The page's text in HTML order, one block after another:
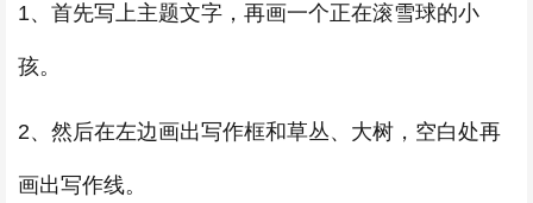
1、首先写上主题文字，再画一个正在滚雪球的小
孩。
2、然后在左边画出写作框和草丛、大树，空白处再
画出写作线。